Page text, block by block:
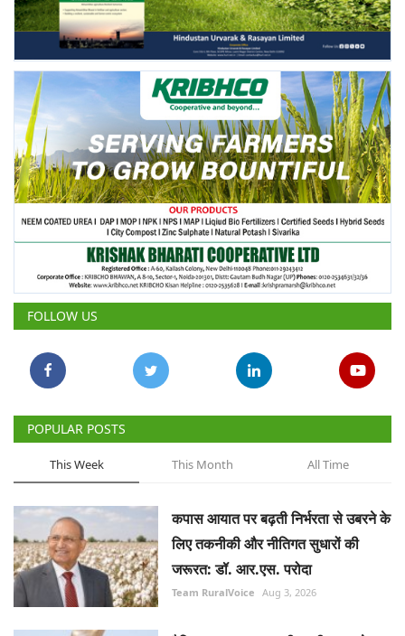
FOLLOW US
POPULAR POSTS
This Week This Month All Time
कपास आयात पर बढ़ती निर्भरता से उबरने के
लिए तकनीकी और नीतिगत सुधारों की
जरूरत: डॉ. आर.एस. परोदा
Team RuralVoice Aug 3, 2026